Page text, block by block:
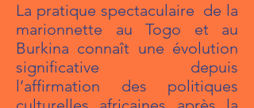
La pratique spectaculaire de la
marionnette au Togo et au
Burkina connaît une évolution
significative depuis
l’affirmation des politiques